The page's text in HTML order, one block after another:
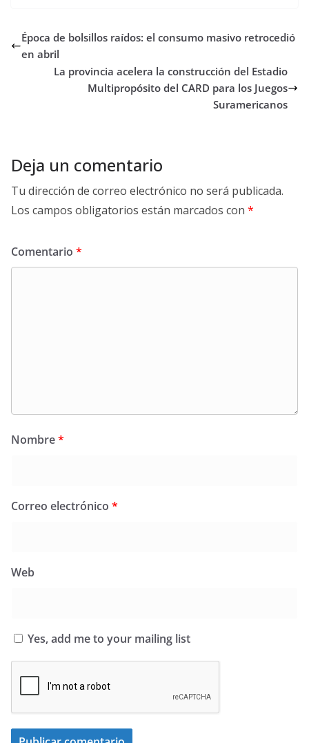
Época de bolsillos raídos: el consumo masivo retrocedió
en abril
La provincia acelera la construcción del Estadio
Multipropósito del CARD para los Juegos
Suramericanos
Deja un comentario
Tu dirección de correo electrónico no será publicada.
Los campos obligatorios están marcados con *
Comentario *
Nombre*
Correo electrónico *
Web
Yes, add me to your mailing list